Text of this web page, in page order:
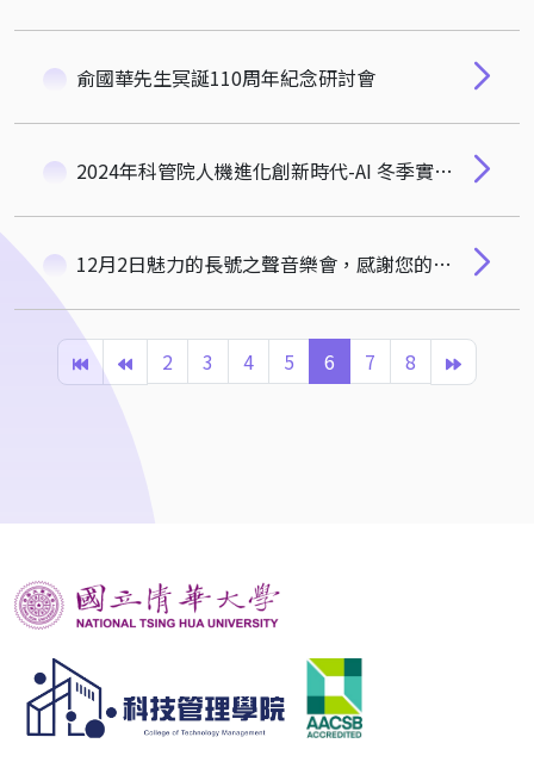
俞國華先生冥誕110周年紀念研討會
2024年科管院人機進化創新時代-AI 冬季實戰工作坊，熱烈報名中!
12月2日魅力的長號之聲音樂會，感謝您的參與
2 3 4 5 6 7 8